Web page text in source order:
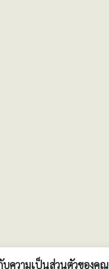
บความเป็นส่วนตัวของคุณ